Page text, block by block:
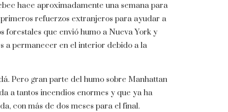
hace aproximadamente una semana para
refuerzos extranjeros para ayudar a
que envió humo a Nueva York y
a permanecer en el interior debido a la
Pero gran parte del humo sobre Manhattan
a tantos incendios enormes y que ya ha
con más de dos meses para el final.